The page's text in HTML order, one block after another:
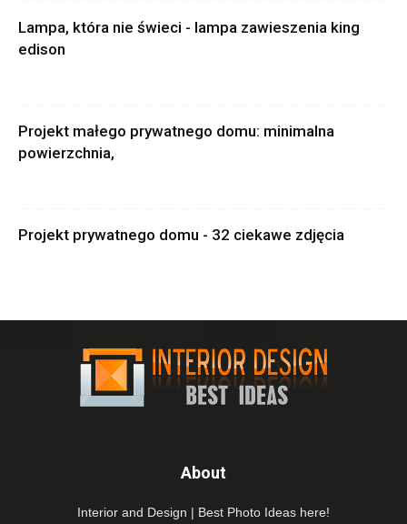
Lampa, która nie świeci - lampa zawieszenia king
edison
Projekt małego prywatnego domu: minimalna
powierzchnia,
Projekt prywatnego domu - 32 ciekawe zdjęcia
About
Interior and Design | Best Photo Ideas here!